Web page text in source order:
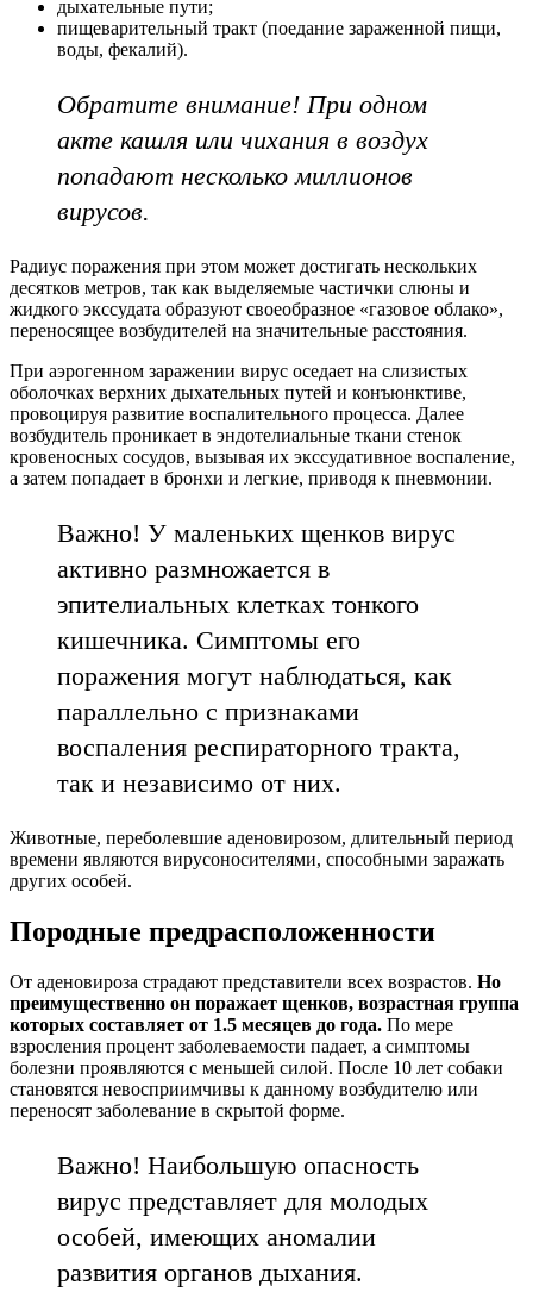
дыхательные пути;
пищеварительный тракт (поедание зараженной пищи,
воды, фекалий).
Обратите внимание! При одном
акте кашля или чихания в воздух
попадают несколько миллионов
вирусов.
Радиус поражения при этом может достигать нескольких
десятков метров, так как выделяемые частички слюны и
жидкого экссудата образуют своеобразное «газовое облако»,
переносящее возбудителей на значительные расстояния.
При аэрогенном заражении вирус оседает на слизистых
оболочках верхних дыхательных путей и конъюнктиве,
провоцируя развитие воспалительного процесса. Далее
возбудитель проникает в эндотелиальные ткани стенок
кровеносных сосудов, вызывая их экссудативное воспаление,
а затем попадает в бронхи и легкие, приводя к пневмонии.
Важно! У маленьких щенков вирус
активно размножается в
эпителиальных клетках тонкого
кишечника. Симптомы его
поражения могут наблюдаться, как
параллельно с признаками
воспаления респираторного тракта,
так и независимо от них.
Животные, переболевшие аденовирозом, длительный период
времени являются вирусоносителями, способными заражать
других особей.
Породные предрасположенности
От аденовироза страдают представители всех возрастов. Но
преимущественно он поражает щенков, возрастная группа
которых составляет от 1.5 месяцев до года. По мере
взросления процент заболеваемости падает, а симптомы
болезни проявляются с меньшей силой. После 10 лет собаки
становятся невосприимчивы к данному возбудителю или
переносят заболевание в скрытой форме.
Важно! Наибольшую опасность
вирус представляет для молодых
особей, имеющих аномалии
развития органов дыхания.